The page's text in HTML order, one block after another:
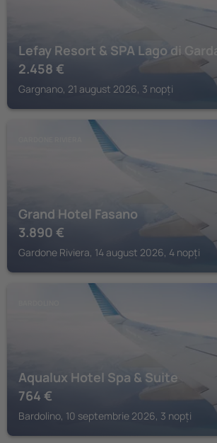
Lefay Resort & SPA Lago di
2.458 €
Gargnano, 21 august 2026, 3 nopți
Grand Hotel Fasano
3.890 €
Gardone Riviera, 14 august 2026, 4 nopți
Aqualux Hotel Spa & Suite
764 €
Bardolino, 10 septembrie 2026, 3 nopți